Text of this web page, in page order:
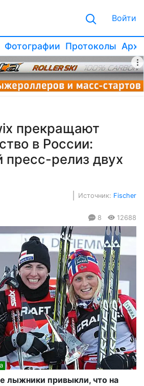
Войти
Фотографии Протоколы
прекращают
в России:
пресс-релиз двух
Источник: Fischer
8 12688
лыжники привыкли, что на